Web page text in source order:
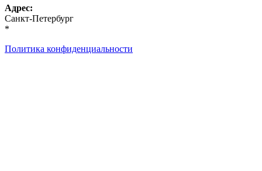
Адрес:
Санкт-Петербург
*
Политика конфиденциальности